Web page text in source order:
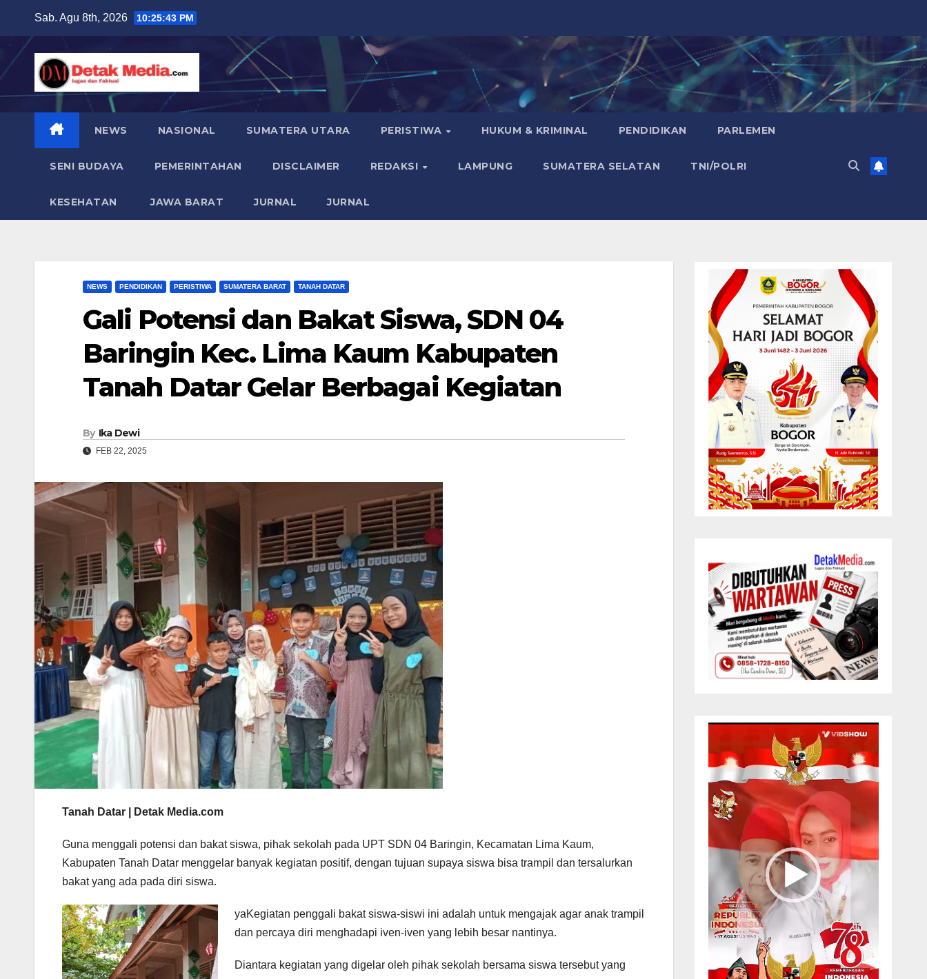
content
Sab. Agu 8th, 2026 10:25:44 PM
NEWS NASIONAL SUMATERA UTARA PERISTIWA HUKUM & KRIMINAL PENDIDIKAN PARLEMEN
SENI BUDAYA PEMERINTAHAN DISCLAIMER REDAKSI LAMPUNG SUMATERA SELATAN TNI/POLRI
KESEHATAN JAWA BARAT JURNAL JURNAL
NEWS PENDIDIKAN PERISTIWA SUMATERA BARAT TANAH DATAR
Gali Potensi dan Bakat Siswa, SDN 04
Baringin Kec. Lima Kaum Kabupaten
Tanah Datar Gelar Berbagai Kegiatan
By Ika Dewi
FEB 22, 2025
Tanah Datar | Detak Media.com
Guna menggali potensi dan bakat siswa, pihak sekolah pada UPT SDN 04 Baringin, Kecamatan Lima Kaum,
Kabupaten Tanah Datar menggelar banyak kegiatan positif, dengan tujuan supaya siswa bisa trampil dan tersalurkan
bakat yang ada pada diri siswa.
yaKegiatan penggali bakat siswa-siswi ini adalah untuk mengajak agar anak trampil
dan percaya diri menghadapi iven-iven yang lebih besar nantinya.
Diantara kegiatan yang digelar oleh pihak sekolah bersama siswa tersebut yang
Video